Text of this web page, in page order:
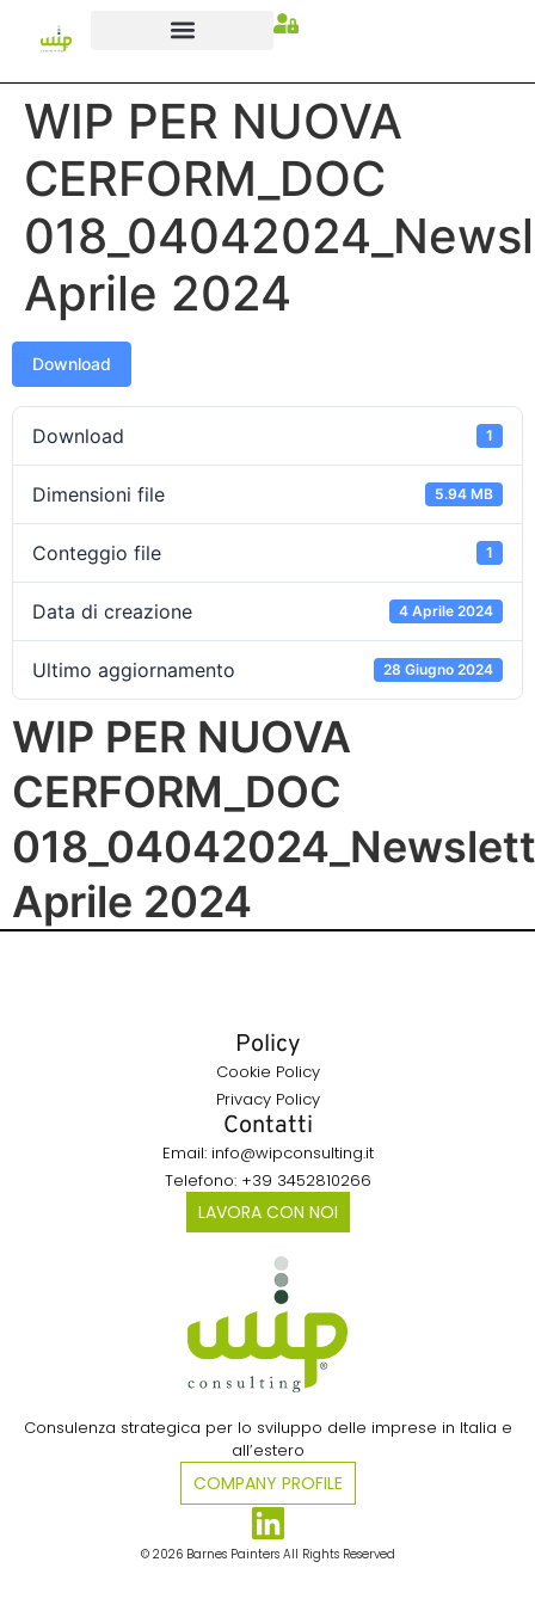
WIP PER NUOVA
CERFORM_DOC
Aprile 2024
Download
Download 1
Dimensioni file 5.94 MB
Conteggio file 1
Data di creazione 4 Aprile 2024
Ultimo aggiornamento 28 Giugno 2024
WIP PER NUOVA
CERFORM_DOC
Aprile 2024
Consulenza strategica per lo sviluppo delle imprese in Italia e
all’estero​
COMPANY PROFILE
© 2026 Barnes Painters All Rights Reserved
Policy
Cookie Policy
Privacy Policy
Contatti
Email: info@wipconsulting.it
Telefono: +39 3452810266
LAVORA CON NOI